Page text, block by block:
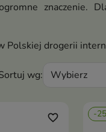
znaczenie.
Polskiej drogerii
wg: Wybierz
favorite_border -